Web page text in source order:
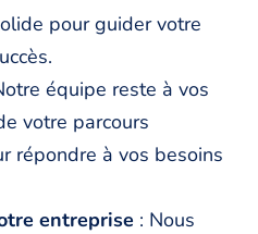
pour guider votre
équipe reste à vos
votre parcours
répondre à vos besoins
entreprise : Nous